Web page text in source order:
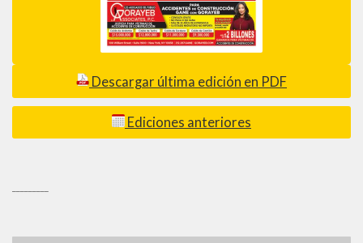
Descargar última edición en PDF
Ediciones anteriores